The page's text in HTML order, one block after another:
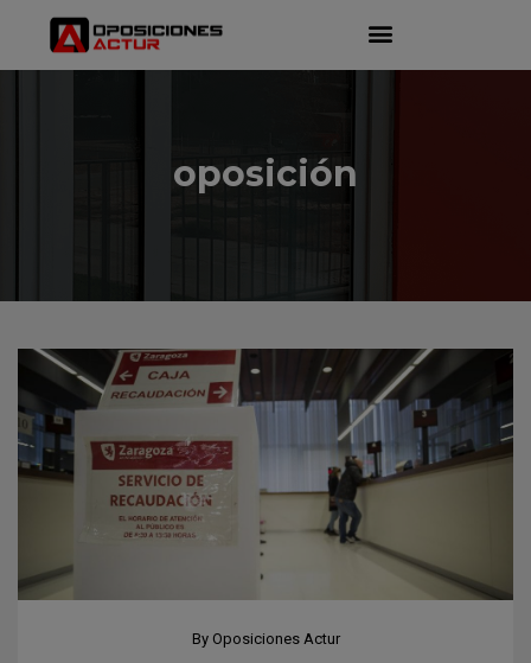
oposición
By Oposiciones Actur